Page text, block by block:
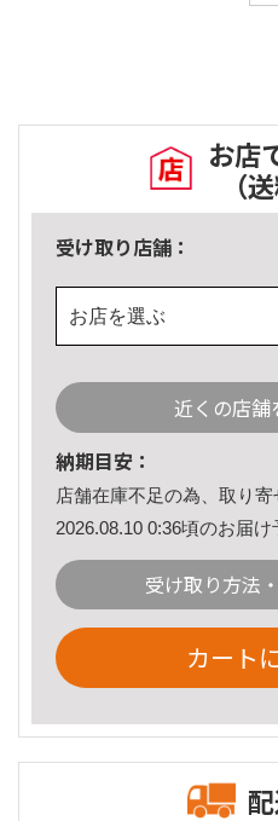
お店
（
受け取り店舗：
お店を選ぶ
近くの店舗
納期目安：
店舗在庫不足の為、取り寄
2026.08.10 0:36頃のお届け
受け取り方法
カート